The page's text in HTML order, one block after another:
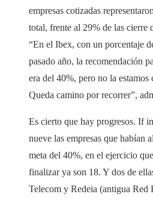
empresas cotizadas
total, frente al 29% de las cierre
“En el Ibex, con un porcentaje
pasado año, la recomendación
era del 40%, pero no la estamos
Queda camino por recorrer”,
Es cierto que hay progresos. If
nueve las empresas que habían
meta del 40%, en el ejercicio
finalizar ya son 18. Y dos de
Telecom y Redeia (antigua Red